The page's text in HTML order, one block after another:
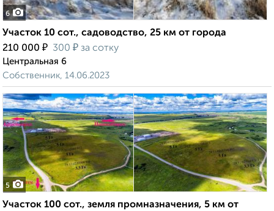
6
Участок 10 сот., садоводство, 25 км от города
210 000 ₽ 300 ₽ за сотку
Центральная 6
Собственник, 14.06.2023
5
Участок 100 сот., земля промназначения, 5 км от